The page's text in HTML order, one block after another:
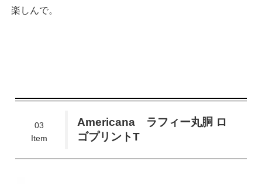
楽しんで。
03
Item
Americana ラフィー丸胴 ロ
ゴプリントT